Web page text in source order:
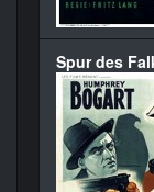
Spur des